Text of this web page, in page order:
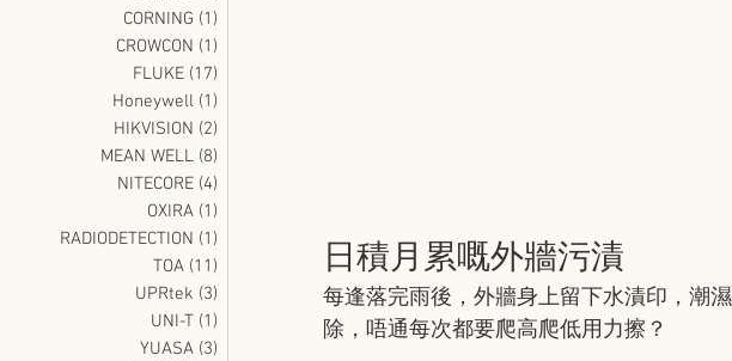
CORNING (1)
CROWCON (1)
FLUKE (17)
Honeywell (1)
HIKVISION (2)
MEAN WELL (8)
NITECORE (4)
OXIRA (1)
RADIODETECTION (1)
TOA (11)
UPRtek (3)
UNI-T (1)
YUASA (3)
​日積月累嘅外牆污漬
每逢落完雨後，外牆身上留下水漬印，潮
除，唔通每次都要爬高爬低用力擦？